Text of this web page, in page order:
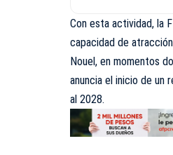
Con esta actividad, la
capacidad de
Nouel, en momentos
anuncia el inicio de un
al 2028.